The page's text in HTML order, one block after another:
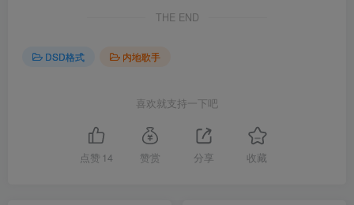
THE END
DSD格式 内地歌手
喜欢就支持一下吧
点赞 14 赞赏 分享 收藏